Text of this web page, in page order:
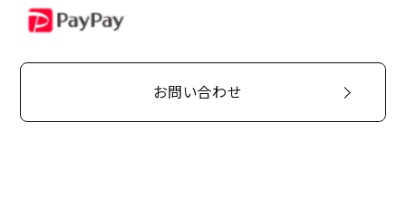
PayPay
お問い合わせ